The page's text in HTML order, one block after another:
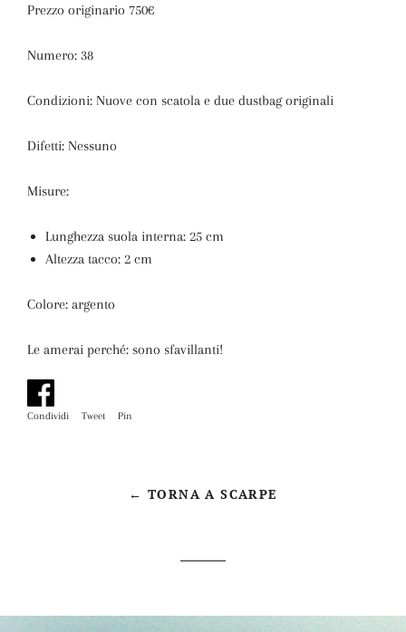
Prezzo originario 750€
Numero: 38
Condizioni: Nuove con scatola e due dustbag originali
Difetti: Nessuno
Misure:
Lunghezza suola interna: 25 cm
Altezza tacco: 2 cm
Colore: argento
Le amerai perché: sono sfavillanti!
Condividi
Condividi
Tweet
Twitta
Pin
← TORNA A SCARPE